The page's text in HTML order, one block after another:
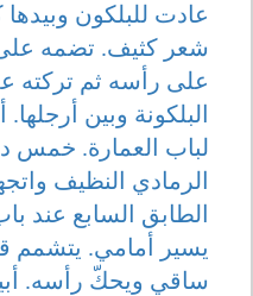
عادت للبلكون
شعر كثيف. تضمه
على رأسه ثم تركته
البلكونة وبين
لباب العمارة. خمس
الرمادي النظيف
الطابق السابع عند
يسير أمامي. يتشمم
ساقي ويحكّ رأسه.